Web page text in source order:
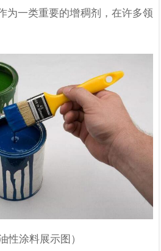
为一类重要的增稠剂，在许多领
性涂料展示图）